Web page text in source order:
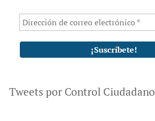
Tweets por Control Ciudadano